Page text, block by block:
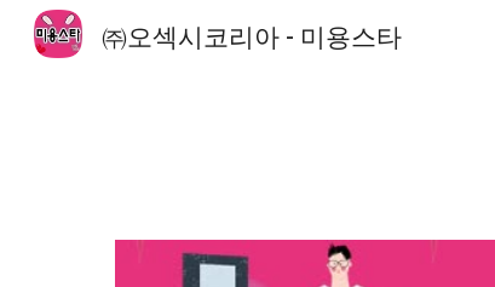
㈜오섹시코리아 - 미용스타